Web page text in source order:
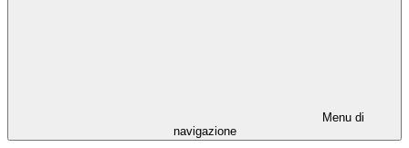
Menu di
navigazione